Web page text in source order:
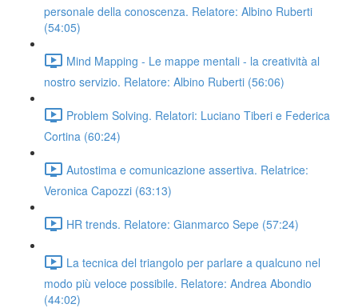
personale della conoscenza. Relatore: Albino Ruberti
(54:05)
Mind Mapping - Le mappe mentali - la creatività al
nostro servizio. Relatore: Albino Ruberti (56:06)
Problem Solving. Relatori: Luciano Tiberi e Federica
Cortina (60:24)
Autostima e comunicazione assertiva. Relatrice:
Veronica Capozzi (63:13)
HR trends. Relatore: Gianmarco Sepe (57:24)
La tecnica del triangolo per parlare a qualcuno nel
modo più veloce possibile. Relatore: Andrea Abondio
(44:02)